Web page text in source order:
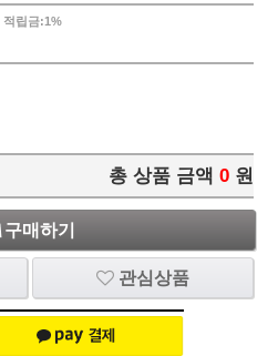
적립금:1%
총 상품 금액 0 원
구매하기
관심상품